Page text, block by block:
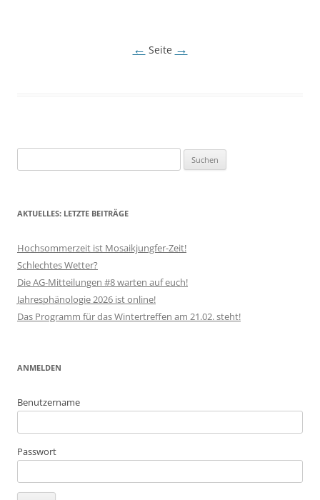
← Seite →
nach:
AKTUELLES: LETZTE BEITRÄGE
Hochsommerzeit ist Mosaikjungfer-Zeit!
Schlechtes Wetter?
Die AG-Mitteilungen #8 warten auf euch!
Jahresphänologie 2026 ist online!
Das Programm für das Wintertreffen am 21.02. steht!
ANMELDEN
Benutzername
Passwort